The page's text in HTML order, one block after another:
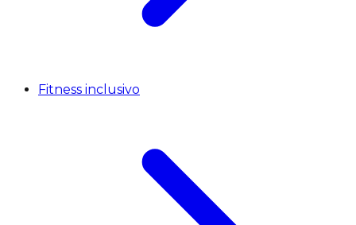
Fitness inclusivo